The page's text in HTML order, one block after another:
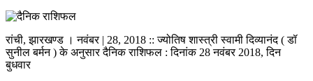
रांची, झारखण्ड । नवंबर | 28, 2018 :: ज्योतिष शास्त्री स्वामी दिव्यानंद ( डॉ
सुनील बर्मन ) के अनुसार दैनिक राशिफल : दिनांक 28 नवंबर 2018, दिन
बुधवार